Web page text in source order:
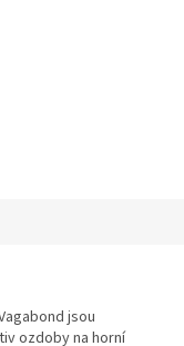
jsou
ozdoby na horní